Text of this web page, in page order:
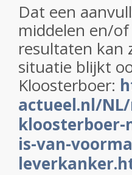
Dat een
middelen en/
resultaten kan
situatie blijkt
Kloosterboer:
actueel.nl/
kloosterboer-
is-van-